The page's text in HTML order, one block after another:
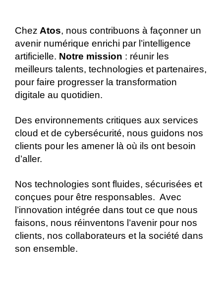
Chez Atos, nous contribuons à façonner un
avenir numérique enrichi par l’intelligence
artificielle. Notre mission : réunir les
meilleurs talents, technologies et partenaires,
pour faire progresser la transformation
digitale au quotidien.
Des environnements critiques aux services
cloud et de cybersécurité, nous guidons nos
clients pour les amener là où ils ont besoin
d’aller.
Nos technologies sont fluides, sécurisées et
conçues pour être responsables. Avec
l’innovation intégrée dans tout ce que nous
faisons, nous réinventons l’avenir pour nos
clients, nos collaborateurs et la société dans
son ensemble.